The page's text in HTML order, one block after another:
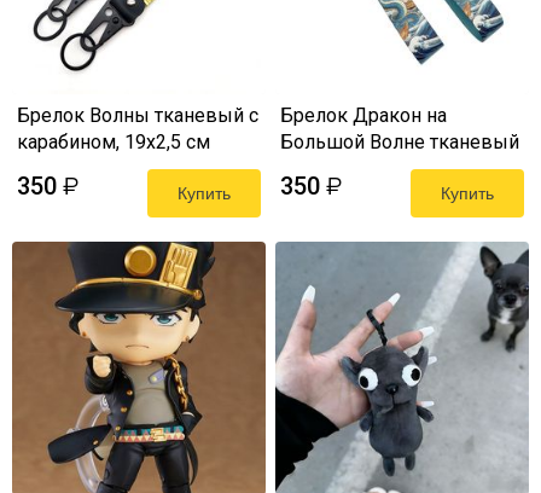
Брелок Волны тканевый с
карабином, 19х2,5 см
350 ₽ Купить
Брелок Дракон на
Большой Волне тканевый
350 ₽ Купить